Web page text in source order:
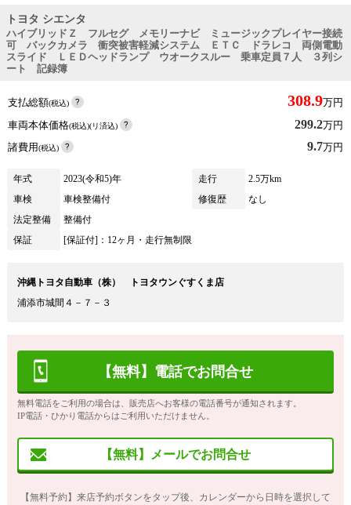
トヨタ シエンタ
ハイブリッドＺ フルセグ メモリーナビ ミュージックプレイヤー接続
可 バックカメラ 衝突被害軽減システム ＥＴＣ ドラレコ 両側電動
スライド ＬＥＤヘッドランプ ウオークスルー 乗車定員７人 ３列シ
ート 記録簿
支払総額(税込) 308.9万円
車両本体価格(税込)(リ済込) 299.2万円
諸費用(税込) 9.7万円
年式 2023(令和5)年 走行
2.5万km
車検
車検整備付 修復歴
なし
法定整備
整備付
保証
[保証付]：12ヶ月・走行無制限
沖縄トヨタ自動車（株） トヨタウンぐすくま店
浦添市城間４－７－３
【無料】電話でお問合せ
無料電話をご利用の場合は、販売店へお客様の電話番号が通知されます。
IP電話・ひかり電話からはご利用いただけません。
【無料】メールでお問合せ
【無料予約】来店予約ボタンをタップ後、カレンダーから日時を選択して